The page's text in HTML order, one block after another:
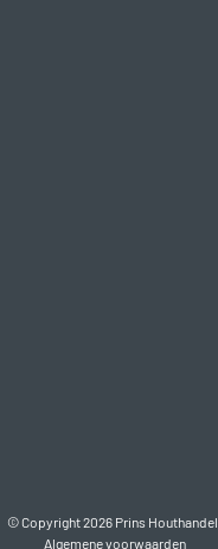
© Copyright 2026 Prins Houthandel
Algemene voorwaarden